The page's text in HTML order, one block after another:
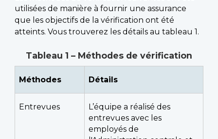
utilisées de manière à fournir une assurance
que les objectifs de la vérification ont été
atteints. Vous trouverez les détails au tableau 1.
Tableau 1 – Méthodes de vérification
Méthodes Détails
Entrevues
L’équipe a réalisé des
entrevues avec les
employés de